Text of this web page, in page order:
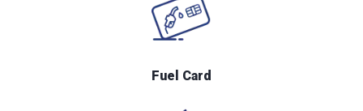
Fuel Card